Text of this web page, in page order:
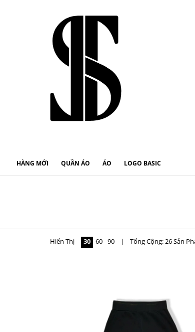
HÀNG MỚI QUẦN ÁO ÁO LOGO BASIC
Hiển Thị 30 60 90 | Tổng Cộng: 26 Sản